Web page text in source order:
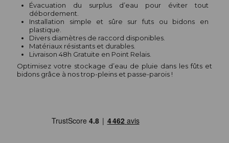
Évacuation du surplus d’eau pour éviter tout
débordement.
Installation simple et sûre sur futs ou bidons en
plastique.
Divers diamètres de raccord disponibles.
Matériaux résistants et durables.
Livraison 48h Gratuite en Point Relais.
Optimisez votre stockage d’eau de pluie dans les fûts et
bidons grâce à nos trop-pleins et passe-parois !